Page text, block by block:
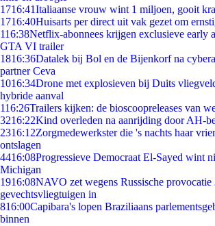
1716:41Italiaanse vrouw wint 1 miljoen, gooit
1716:40Huisarts per direct uit vak gezet om
116:38Netflix-abonnees krijgen exclusieve early
GTA VI trailer
1816:36Datalek bij Bol en de Bijenkorf na
partner Ceva
1016:34Drone met explosieven bij Duits
hybride aanval
116:26Trailers kijken: de bioscoopreleases van
3216:22Kind overleden na aanrijding door AH-
2316:12Zorgmedewerkster die 's nachts haar
ontslagen
4416:08Progressieve Democraat El-Sayed wint
Michigan
1916:08NAVO zet wegens Russische provocatie
gevechtsvliegtuigen in
816:00Capibara's lopen Braziliaans
binnen